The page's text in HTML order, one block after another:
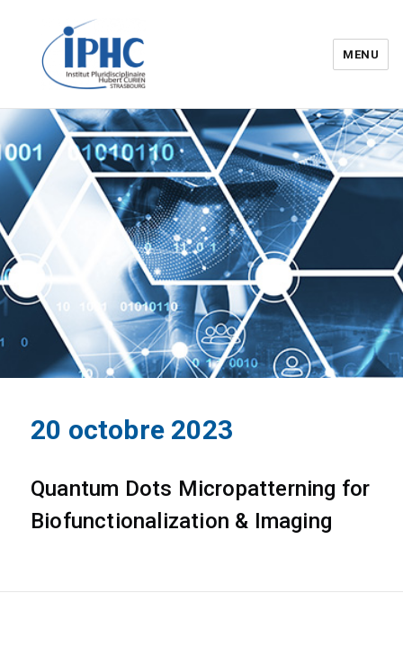
Institut pluridisciplinaire Hubert
Curien – IPHC
MENU
20 octobre 2023
Quantum Dots Micropatterning for
Biofunctionalization & Imaging